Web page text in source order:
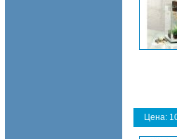
Цена: